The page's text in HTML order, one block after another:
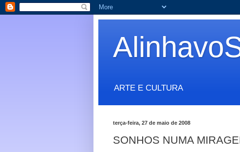
ARTE E CULTURA
terça-feira, 27 de maio de 2008
SONHOS NUMA